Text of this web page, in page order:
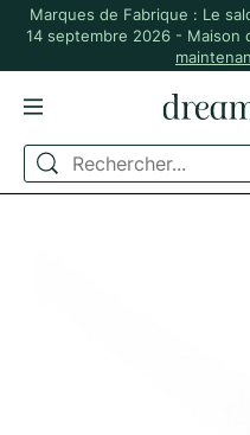
Marques de Fabrique : Le
14 septembre 2026 - Maison
ACCUEIL JEUX
JEU "ANIMOQUIZ" - 44